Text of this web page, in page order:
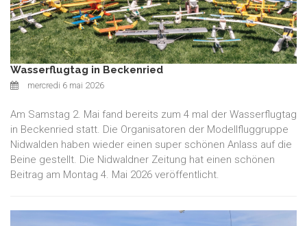
Wasserflugtag in Beckenried
mercredi 6 mai 2026
Am Samstag 2. Mai fand bereits zum 4 mal der Wasserflugtag
in Beckenried statt. Die Organisatoren der Modellfluggruppe
Nidwalden haben wieder einen super schönen Anlass auf die
Beine gestellt. Die Nidwaldner Zeitung hat einen schönen
Beitrag am Montag 4. Mai 2026 veröffentlicht.